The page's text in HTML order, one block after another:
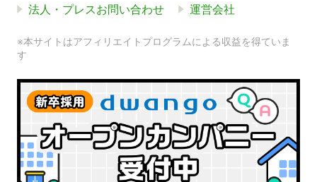
法人・プレスお問い合わせ 運営会社
※本サイトはアフィリエイトプログラムによる収益を得ていま
す